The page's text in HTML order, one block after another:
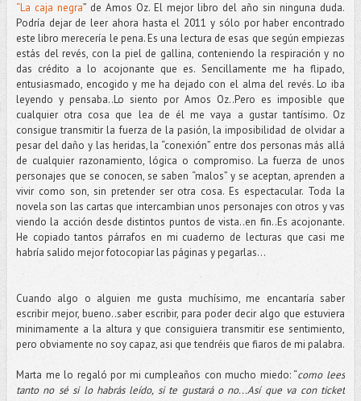
“La caja negra” de Amos Oz. El mejor libro del año sin ninguna duda.
Podría dejar de leer ahora hasta el 2011 y sólo por haber encontrado
este libro merecería le pena. Es una lectura de esas que según empiezas
estás del revés, con la piel de gallina, conteniendo la respiración y no
das crédito a lo acojonante que es. Sencillamente me ha flipado,
entusiasmado, encogido y me ha dejado con el alma del revés. Lo iba
leyendo y pensaba..Lo siento por Amos Oz..Pero es imposible que
cualquier otra cosa que lea de él me vaya a gustar tantísimo. Oz
consigue transmitir la fuerza de la pasión, la imposibilidad de olvidar a
pesar del daño y las heridas, la “conexión” entre dos personas más allá
de cualquier razonamiento, lógica o compromiso. La fuerza de unos
personajes que se conocen, se saben “malos” y se aceptan, aprenden a
vivir como son, sin pretender ser otra cosa. Es espectacular. Toda la
novela son las cartas que intercambian unos personajes con otros y vas
viendo la acción desde distintos puntos de vista..en fin..Es acojonante.
He copiado tantos párrafos en mi cuaderno de lecturas que casi me
habría salido mejor fotocopiar las páginas y pegarlas…
Cuando algo o alguien me gusta muchísimo, me encantaría saber
escribir mejor, bueno..saber escribir, para poder decir algo que estuviera
minimamente a la altura y que consiguiera transmitir ese sentimiento,
pero obviamente no soy capaz, asi que tendréis que fiaros de mi palabra.
Marta me lo regaló por mi cumpleaños con mucho miedo: “como lees
tanto no sé si lo habrás leído, si te gustará o no...Así que va con ticket